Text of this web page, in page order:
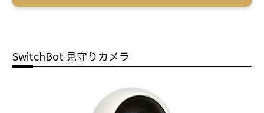
SwitchBot 見守りカメラ